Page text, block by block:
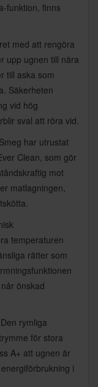
funktion, finns
med att rengöra
upp ugnen till nära
till aska som
Säkerheten
vid hög
sval att röra vid.
Smeg har utrustat
Clean, som gör
mot
matlagningen,
temperaturen
rätter som
önskad
Den rymliga
för stora
A+ att ugnen är
i